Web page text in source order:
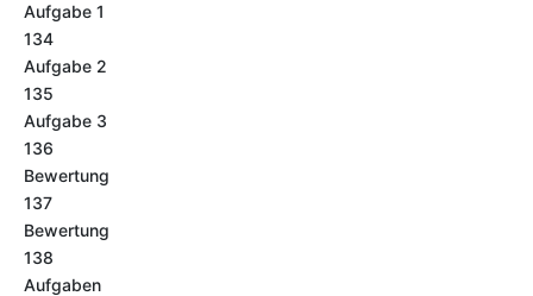
Aufgabe 1
134
Aufgabe 2
135
Aufgabe 3
136
Bewertung
137
Bewertung
138
Aufgaben